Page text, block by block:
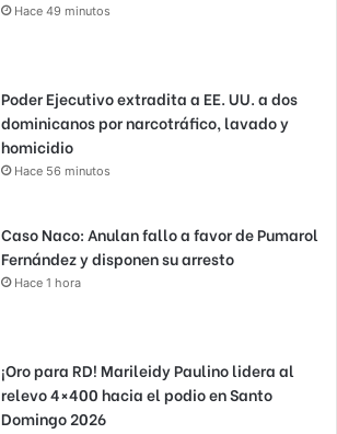
Hace 49 minutos
Poder Ejecutivo extradita a EE. UU. a dos
dominicanos por narcotráfico, lavado y
homicidio
Hace 56 minutos
Caso Naco: Anulan fallo a favor de Pumarol
Fernández y disponen su arresto
Hace 1 hora
¡Oro para RD! Marileidy Paulino lidera al
relevo 4×400 hacia el podio en Santo
Domingo 2026